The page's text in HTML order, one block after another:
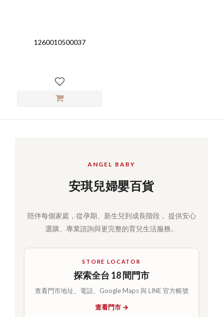
1260010500037
ANGEL BABY
安琪兒婦嬰百貨
陪伴每個家庭，從孕期、新生兒到成長階段， 提供安心
選購、專業諮詢與更完整的育兒生活服務。
STORE LOCATOR
探索全台 18 間門市
查看門市地址、電話、Google Maps 與 LINE 官方帳號
查看門市 →